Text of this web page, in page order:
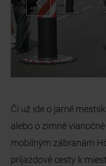
Či už ide o jarné
alebo o zimné
mobilným zábranám
príjazdové cesty k